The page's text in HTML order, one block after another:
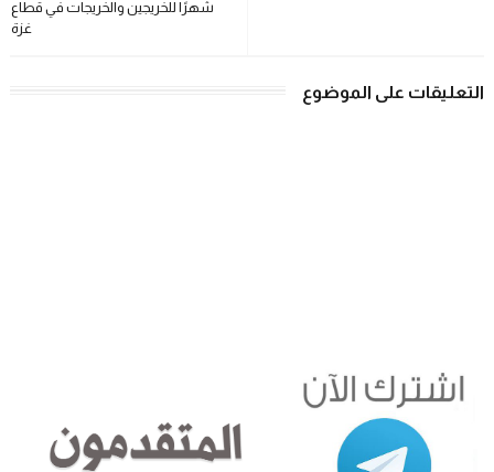
شهرًا للخريجين والخريجات في قطاع
غزة
التعليقات على الموضوع